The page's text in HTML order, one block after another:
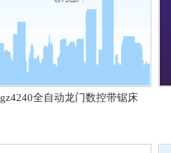
gz4240全自动龙门数控带锯床